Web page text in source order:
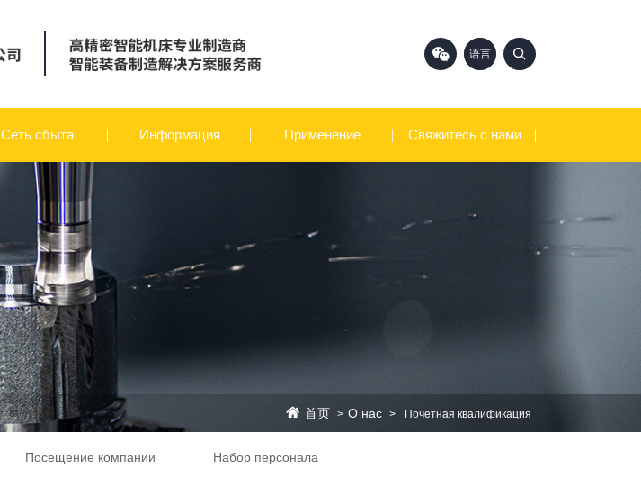
语言
中文 English
Сеть сбыта Информация Применение Свяжитесь с нами
首页 > О нас > Почетная квалификация
Посещение компании Набор персонала